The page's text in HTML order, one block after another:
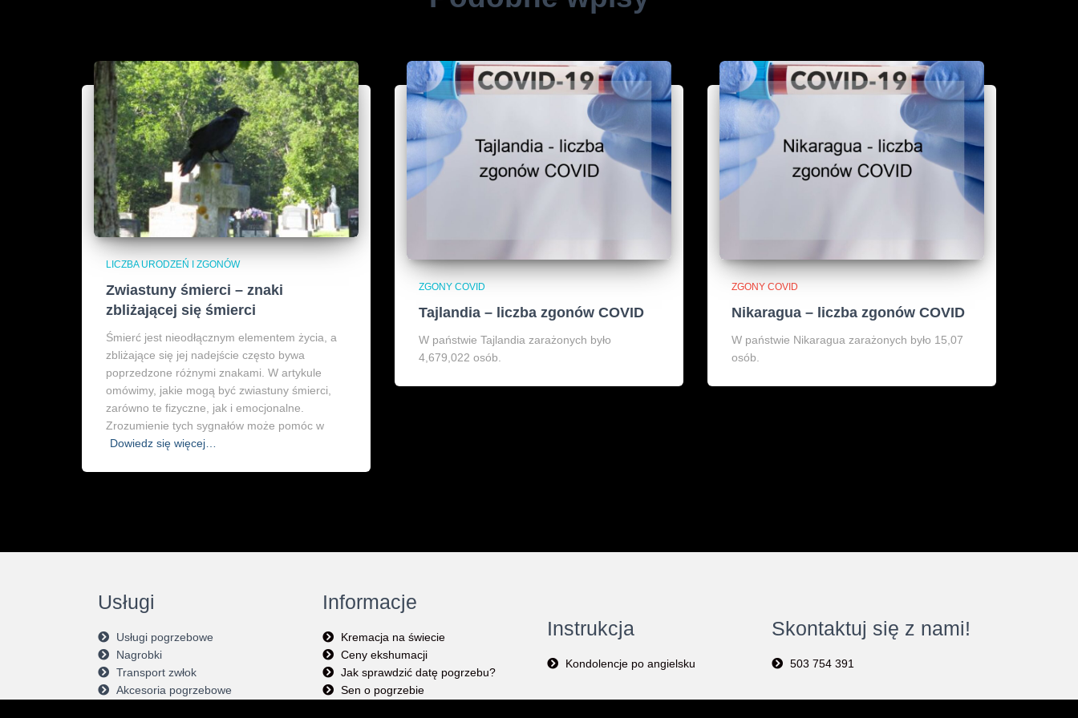
LICZBA URODZEŃ I ZGONÓW
Zwiastuny śmierci – znaki
zbliżającej się śmierci
Śmierć jest nieodłącznym elementem życia, a
zbliżające się jej nadejście często bywa
poprzedzone różnymi znakami. W artykule
omówimy, jakie mogą być zwiastuny śmierci,
zarówno te fizyczne, jak i emocjonalne.
Zrozumienie tych sygnałów może pomóc w
Dowiedz się więcej…
ZGONY COVID
Tajlandia – liczba zgonów COVID
W państwie Tajlandia zarażonych było
4,679,022 osób.
ZGONY COVID
Nikaragua – liczba zgonów COVID
W państwie Nikaragua zarażonych było 15,07
osób.
Usługi
Usługi pogrzebowe
Nagrobki
Transport zwłok
Akcesoria pogrzebowe
Informacje
Kremacja na świecie
Ceny ekshumacji
Jak sprawdzić datę pogrzebu?
Sen o pogrzebie
Instrukcja
Kondolencje po angielsku
Skontaktuj się z nami!
503 754 391